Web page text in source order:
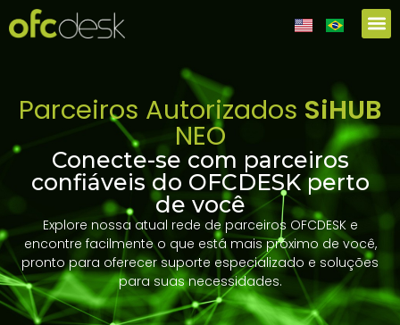
Parceiros Autorizados SiHUB
NEO
Conecte-se com parceiros
confiáveis do OFCDESK perto
de você
Explore nossa atual rede de parceiros OFCDESK e
encontre facilmente o que está mais próximo de você,
pronto para oferecer suporte especializado e soluções
para suas necessidades.